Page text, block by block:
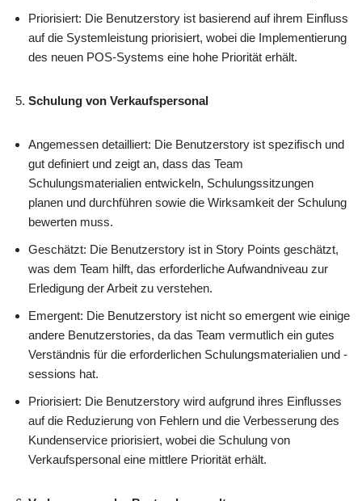
Priorisiert: Die Benutzerstory ist basierend auf ihrem Einfluss
auf die Systemleistung priorisiert, wobei die Implementierung
des neuen POS-Systems eine hohe Priorität erhält.
Schulung von Verkaufspersonal
Angemessen detailliert: Die Benutzerstory ist spezifisch und
gut definiert und zeigt an, dass das Team
Schulungsmaterialien entwickeln, Schulungssitzungen
planen und durchführen sowie die Wirksamkeit der Schulung
bewerten muss.
Geschätzt: Die Benutzerstory ist in Story Points geschätzt,
was dem Team hilft, das erforderliche Aufwandniveau zur
Erledigung der Arbeit zu verstehen.
Emergent: Die Benutzerstory ist nicht so emergent wie einige
andere Benutzerstories, da das Team vermutlich ein gutes
Verständnis für die erforderlichen Schulungsmaterialien und -
sessions hat.
Priorisiert: Die Benutzerstory wird aufgrund ihres Einflusses
auf die Reduzierung von Fehlern und die Verbesserung des
Kundenservice priorisiert, wobei die Schulung von
Verkaufspersonal eine mittlere Priorität erhält.